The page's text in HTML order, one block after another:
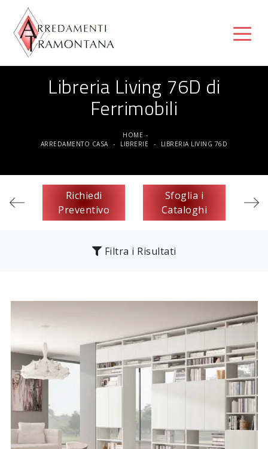
Libreria Living 76D di
Ferrimobili
HOME -
ARREDAMENTO CASA - LIBRERIE - LIBRERIA LIVING 76D
Richiedi
Preventivo
Sfoglia i
Cataloghi
Filtra i Risultati